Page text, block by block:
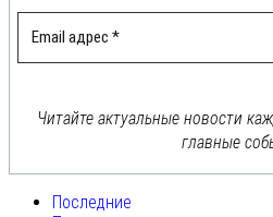
Читайте актуальные новости
главные
Последние